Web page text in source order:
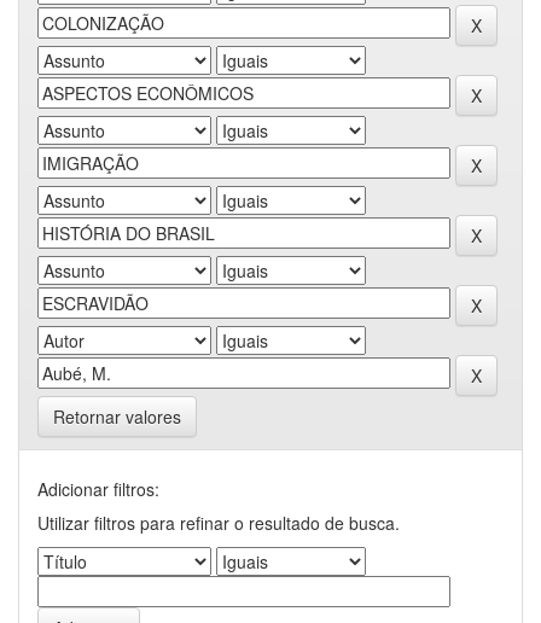
Retornar valores
Adicionar filtros:
Utilizar filtros para refinar o resultado de busca.